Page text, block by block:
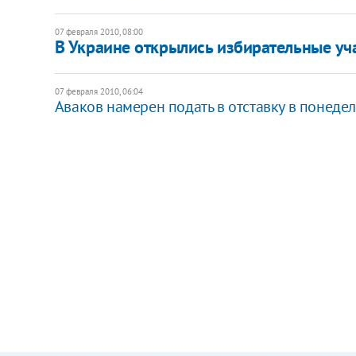
07 февраля 2010, 08:00
В Украине открылись избирательные
07 февраля 2010, 06:04
Аваков намерен подать в отставку в